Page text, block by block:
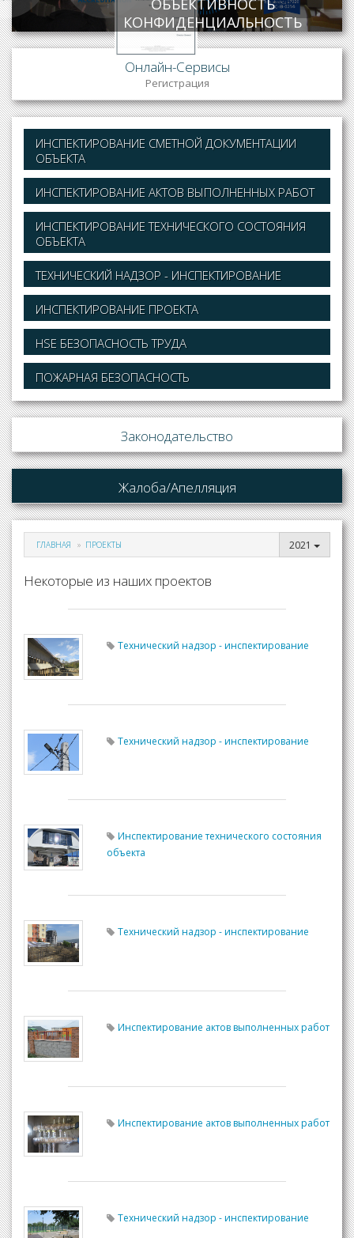
ОБЪЕКТИВНОСТЬ
КОНФИДЕНЦИАЛЬНОСТЬ
Certificate
Certificate
Онлайн-Сервисы
Регистрация
ИНСПЕКТИРОВАНИЕ СМЕТНОЙ ДОКУМЕНТАЦИИ
ОБЪЕКТА
ИНСПЕКТИРОВАНИЕ АКТОВ ВЫПОЛНЕННЫХ РАБОТ
ИНСПЕКТИРОВАНИЕ ТЕХНИЧЕСКОГО СОСТОЯНИЯ
ОБЪЕКТА
ТЕХНИЧЕСКИЙ НАДЗОР - ИНСПЕКТИРОВАНИЕ
ИНСПЕКТИРОВАНИЕ ПРОЕКТА
HSE БЕЗОПАСНОСТЬ ТРУДА
ПОЖАРНАЯ БЕЗОПАСНОСТЬ
Законодательство
Жалоба/Апелляция
2021
ГЛАВНАЯ ПРОЕКТЫ
Некоторые из наших проектов
Технический надзор - инспектирование
Технический надзор - инспектирование
Инспектирование технического состояния
объекта
Технический надзор - инспектирование
Инспектирование актов выполненных работ
Инспектирование актов выполненных работ
Технический надзор - инспектирование